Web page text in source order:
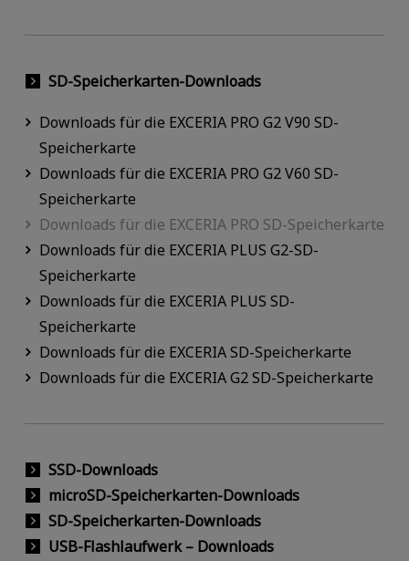
SD-Speicherkarten-Downloads
Downloads für die EXCERIA PRO G2 V90 SD-
Speicherkarte
Downloads für die EXCERIA PRO G2 V60 SD-
Speicherkarte
Downloads für die EXCERIA PRO SD-Speicherkarte
Downloads für die EXCERIA PLUS G2-SD-
Speicherkarte
Downloads für die EXCERIA PLUS SD-
Speicherkarte
Downloads für die EXCERIA SD-Speicherkarte
Downloads für die EXCERIA G2 SD-Speicherkarte
SSD-Downloads
microSD-Speicherkarten-Downloads
SD-Speicherkarten-Downloads
USB-Flashlaufwerk – Downloads